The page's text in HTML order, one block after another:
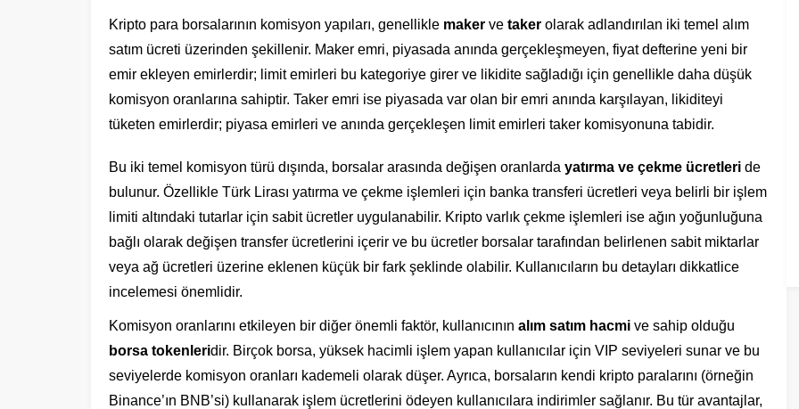
Kripto para borsalarının komisyon yapıları, genellikle maker ve taker olarak adlandırılan iki temel alım
satım ücreti üzerinden şekillenir. Maker emri, piyasada anında gerçekleşmeyen, fiyat defterine yeni bir
emir ekleyen emirlerdir; limit emirleri bu kategoriye girer ve likidite sağladığı için genellikle daha düşük
komisyon oranlarına sahiptir. Taker emri ise piyasada var olan bir emri anında karşılayan, likiditeyi
tüketen emirlerdir; piyasa emirleri ve anında gerçekleşen limit emirleri taker komisyonuna tabidir.
Bu iki temel komisyon türü dışında, borsalar arasında değişen oranlarda yatırma ve çekme ücretleri de
bulunur. Özellikle Türk Lirası yatırma ve çekme işlemleri için banka transferi ücretleri veya belirli bir işlem
limiti altındaki tutarlar için sabit ücretler uygulanabilir. Kripto varlık çekme işlemleri ise ağın yoğunluğuna
bağlı olarak değişen transfer ücretlerini içerir ve bu ücretler borsalar tarafından belirlenen sabit miktarlar
veya ağ ücretleri üzerine eklenen küçük bir fark şeklinde olabilir. Kullanıcıların bu detayları dikkatlice
incelemesi önemlidir.
Komisyon oranlarını etkileyen bir diğer önemli faktör, kullanıcının alım satım hacmi ve sahip olduğu
borsa tokenleridir. Birçok borsa, yüksek hacimli işlem yapan kullanıcılar için VIP seviyeleri sunar ve bu
seviyelerde komisyon oranları kademeli olarak düşer. Ayrıca, borsaların kendi kripto paralarını (örneğin
Binance’ın BNB’si) kullanarak işlem ücretlerini ödeyen kullanıcılara indirimler sağlanır. Bu tür avantajlar,